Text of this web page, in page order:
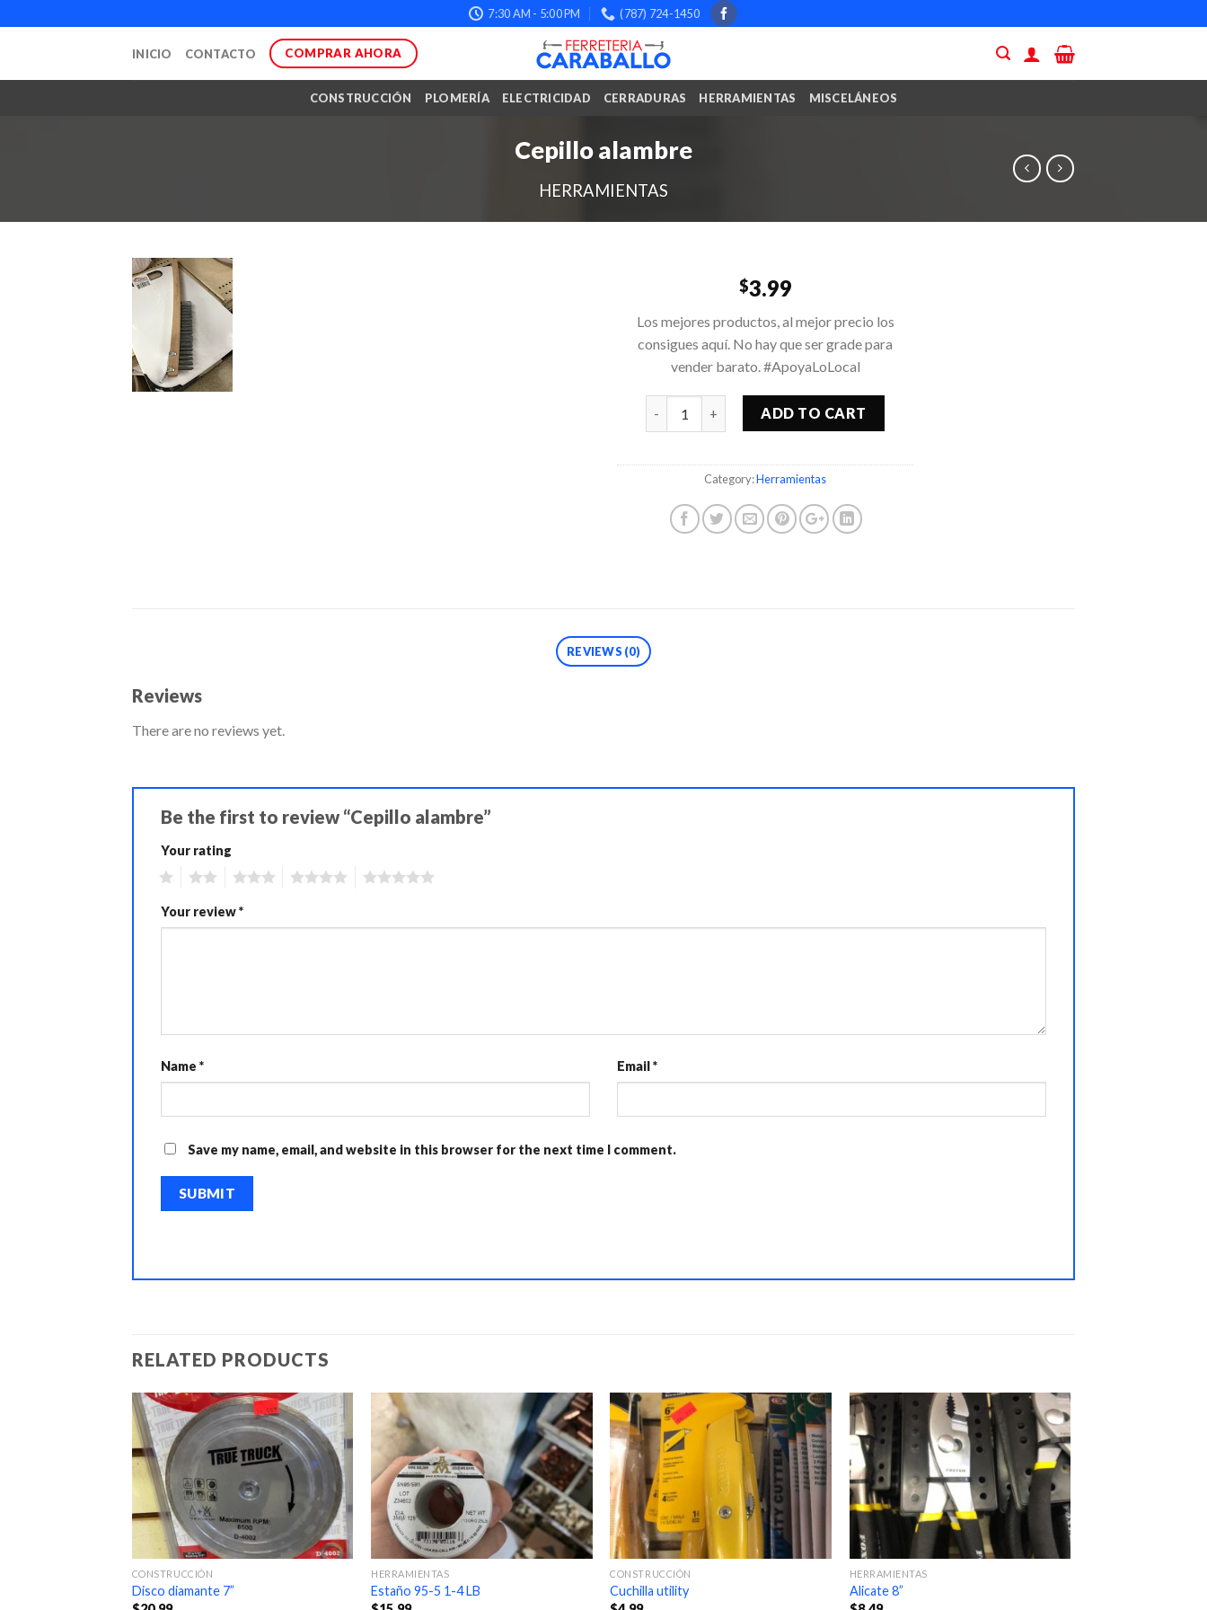
to
7:30 AM - 5:00 PM (787) 724-1450
INICIO CONTACTO COMPRAR AHORA
CONSTRUCCIÓN PLOMERÍA ELECTRICIDAD CERRADURAS HERRAMIENTAS MISCELÁNEOS
Cepillo alambre
HERRAMIENTAS
$3.99
Los mejores productos, al mejor precio los
consigues aquí. No hay que ser grade para
vender barato. #ApoyaLoLocal
ADD TO CART
Category:Herramientas
REVIEWS (0)
Reviews
There are no reviews yet.
Be the first to review “Cepillo alambre”
Your rating
Your review*
Name * Email*
Save my name, email, and website in this browser for the next time I comment.
RELATED PRODUCTS
CONSTRUCCIÓN
Disco diamante 7”
HERRAMIENTAS
Estaño 95-5 1-4 LB
CONSTRUCCIÓN
Cuchilla utility
HERRAMIENTAS
Alicate 8”